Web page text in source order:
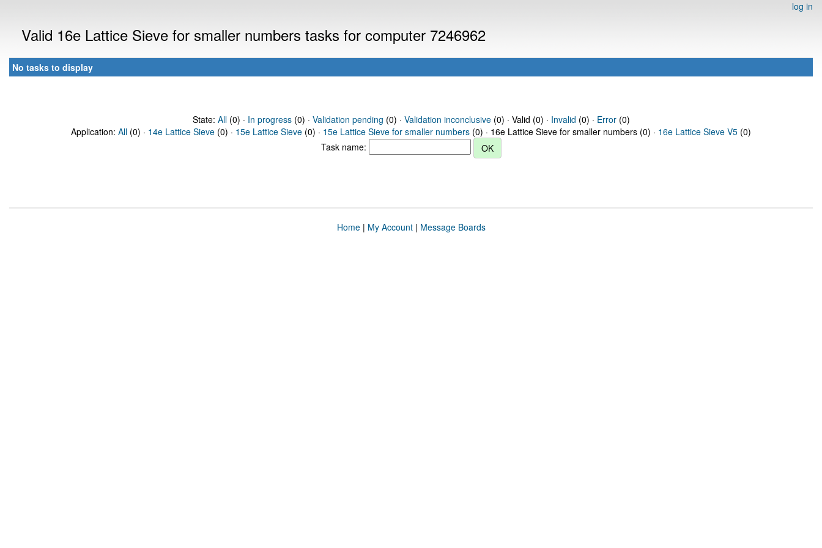
log in
Valid 16e Lattice Sieve for smaller numbers tasks for computer 7246962
No tasks to display
State: All(0) · In progress(0) · Validation pending (0) · Validation inconclusive(0) · Valid (0) · Invalid (0) · Error(0)
Application: All (0) · 14e Lattice Sieve (0) · 15e Lattice Sieve (0) · 15e Lattice Sieve for smaller numbers (0) · 16e Lattice Sieve for smaller numbers (0) · 16e Lattice Sieve V5 (0)
Task name:
Home| My Account| Message Boards